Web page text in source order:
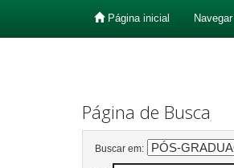
Página inicial Navegar
Página de Busca
Buscar em: